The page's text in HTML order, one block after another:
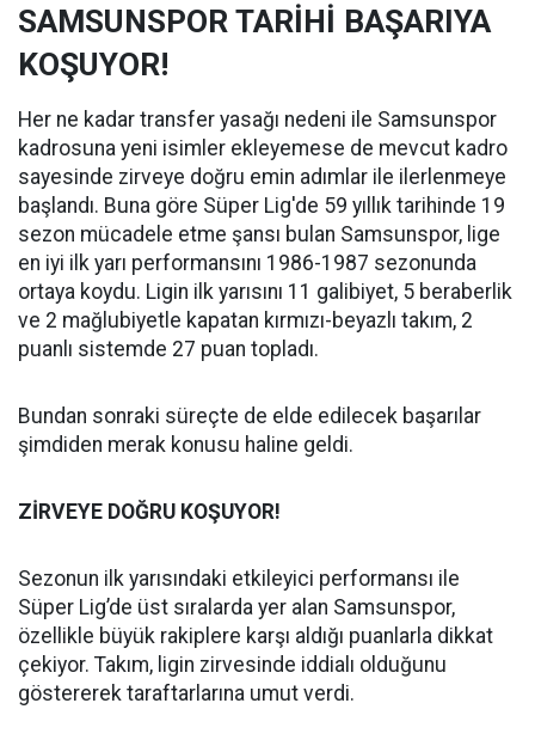
SAMSUNSPOR TARİHİ BAŞARIYA
KOŞUYOR!
Her ne kadar transfer yasağı nedeni ile Samsunspor
kadrosuna yeni isimler ekleyemese de mevcut kadro
sayesinde zirveye doğru emin adımlar ile ilerlenmeye
başlandı. Buna göre Süper Lig'de 59 yıllık tarihinde 19
sezon mücadele etme şansı bulan Samsunspor, lige
en iyi ilk yarı performansını 1986-1987 sezonunda
ortaya koydu. Ligin ilk yarısını 11 galibiyet, 5 beraberlik
ve 2 mağlubiyetle kapatan kırmızı-beyazlı takım, 2
puanlı sistemde 27 puan topladı.
Bundan sonraki süreçte de elde edilecek başarılar
şimdiden merak konusu haline geldi.
ZİRVEYE DOĞRU KOŞUYOR!
Sezonun ilk yarısındaki etkileyici performansı ile
Süper Lig’de üst sıralarda yer alan Samsunspor,
özellikle büyük rakiplere karşı aldığı puanlarla dikkat
çekiyor. Takım, ligin zirvesinde iddialı olduğunu
göstererek taraftarlarına umut verdi.